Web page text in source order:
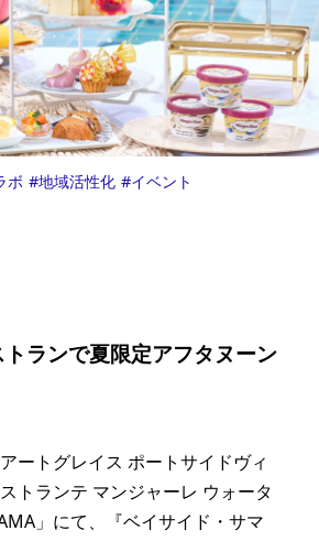
ボ 地域活性化
イベント
ランで夏限定アフタヌーン
ートグレイス ポートサイドヴィ
トランテ マンジャーレ ウォータ
」にて、『ベイサイド・サマ